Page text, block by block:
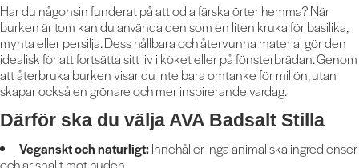
Har du någonsin funderat på att odla färska örter hemma? När
burken är tom kan du använda den som en liten kruka för basilika,
mynta eller persilja. Dess hållbara och återvunna material gör den
idealisk för att fortsätta sitt liv i köket eller på fönsterbrädan. Genom
att återbruka burken visar du inte bara omtanke för miljön, utan
skapar också en grönare och mer inspirerande vardag.
Därför ska du välja AVA Badsalt Stilla
Veganskt och naturligt:Innehåller inga animaliska ingredienser
och är snällt mot huden.